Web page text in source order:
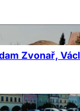
Zvonař,